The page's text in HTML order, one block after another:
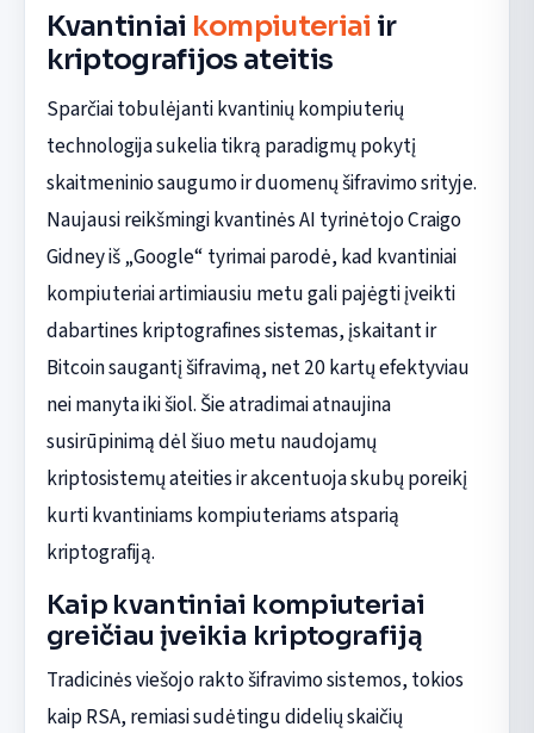
Kvantiniai kompiuteriai ir
kriptografijos ateitis
Sparčiai tobulėjanti kvantinių kompiuterių
technologija sukelia tikrą paradigmų pokytį
skaitmeninio saugumo ir duomenų šifravimo srityje.
Naujausi reikšmingi kvantinės AI tyrinėtojo Craigo
Gidney iš „Google“ tyrimai parodė, kad kvantiniai
kompiuteriai artimiausiu metu gali pajėgti įveikti
dabartines kriptografines sistemas, įskaitant ir
Bitcoin saugantį šifravimą, net 20 kartų efektyviau
nei manyta iki šiol. Šie atradimai atnaujina
susirūpinimą dėl šiuo metu naudojamų
kriptosistemų ateities ir akcentuoja skubų poreikį
kurti kvantiniams kompiuteriams atsparią
kriptografiją.
Kaip kvantiniai kompiuteriai
greičiau įveikia kriptografiją
Tradicinės viešojo rakto šifravimo sistemos, tokios
kaip RSA, remiasi sudėtingu didelių skaičių